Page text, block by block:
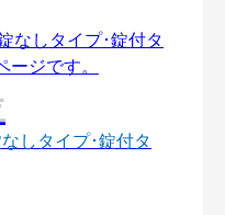
しタイプ･錠付タ